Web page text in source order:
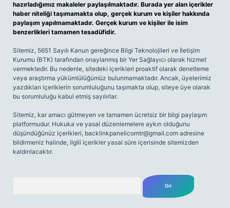
hazırladığımız makaleler paylaşılmaktadır. Burada yer alan içerikler
haber niteliği taşımamakta olup, gerçek kurum ve kişiler hakkında
paylaşım yapılmamaktadır. Gerçek kurum ve kişiler ile isim
benzerlikleri tamamen tesadüfidir.
Sitemiz, 5651 Sayılı Kanun gereğince Bilgi Teknolojileri ve İletişim
Kurumu (BTK) tarafından onaylanmış bir Yer Sağlayıcı olarak hizmet
vermektedir. Bu nedenle, sitedeki içerikleri proaktif olarak denetleme
veya araştırma yükümlülüğümüz bulunmamaktadır. Ancak, üyelerimiz
yazdıkları içeriklerin sorumluluğunu taşımakta olup, siteye üye olarak
bu sorumluluğu kabul etmiş sayılırlar.
Sitemiz, kar amacı gütmeyen ve tamamen ücretsiz bir bilgi paylaşım
platformudur. Hukuka ve yasal düzenlemelere aykırı olduğunu
düşündüğünüz içerikleri, backlinkpanelicomtr@gmail.com adresine
bildirmeniz halinde, ilgili içerikler yasal süre içerisinde sitemizden
kaldırılacaktır.